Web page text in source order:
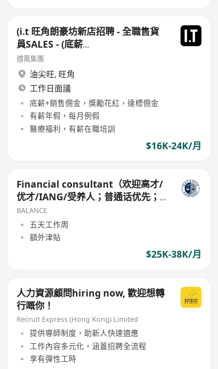
(i.t 旺角朗豪坊新店招聘 - 全職售貨
員SALES - (底薪
$15,500-$16,500+佣+勤工$500 )
+每月7日例假
遵萬集團
油尖旺, 旺角
工作日面議
底薪+銷售佣金，獎勵花紅，達標佣金
有薪年假，每月例假
醫療福利，有薪在職培訓
$16K-24K/月
Financial consultant（欢迎高才/
优才/IANG/受养人；普通话优先；
可转正/续签）
BALANCE
五天工作周
額外津貼
$25K-38K/月
人力資源顧問hiring now, 歡迎想轉
行嘅你！
Recruit Express (Hong Kong) Limited
提供導師制度，助新人快速適應
工作內容多元化，涵蓋招聘全流程
享有彈性工時